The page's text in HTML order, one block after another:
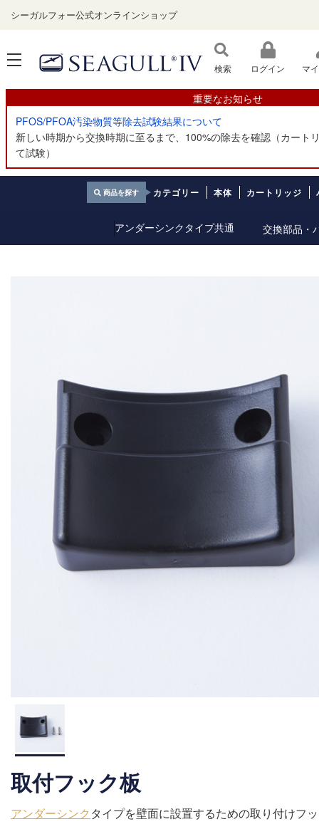
シーガルフォー公式オンラインショップ
ログイン マ
重要なお知らせ
PFOS/PFOA汚染物質等除去試験結果について
新しい時期から交換時期に至るまで、100%の除去を確認（カート
て試験）
商品を探す カテゴリー 本体 カートリッジ
アンダーシンクタイプ共通 交換部品・
取付フック板
アンダーシンク タイプを壁面に設置するための取り付けフ